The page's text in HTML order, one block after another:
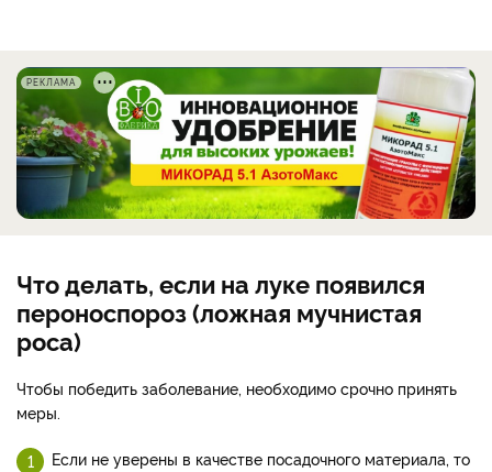
РЕКЛАМА
Что делать, если на луке появился
пероноспороз (ложная мучнистая
роса)
Чтобы победить заболевание, необходимо срочно принять
меры.
Если не уверены в качестве посадочного материала, то